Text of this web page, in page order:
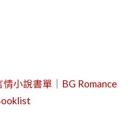
小說書單｜BG Romance